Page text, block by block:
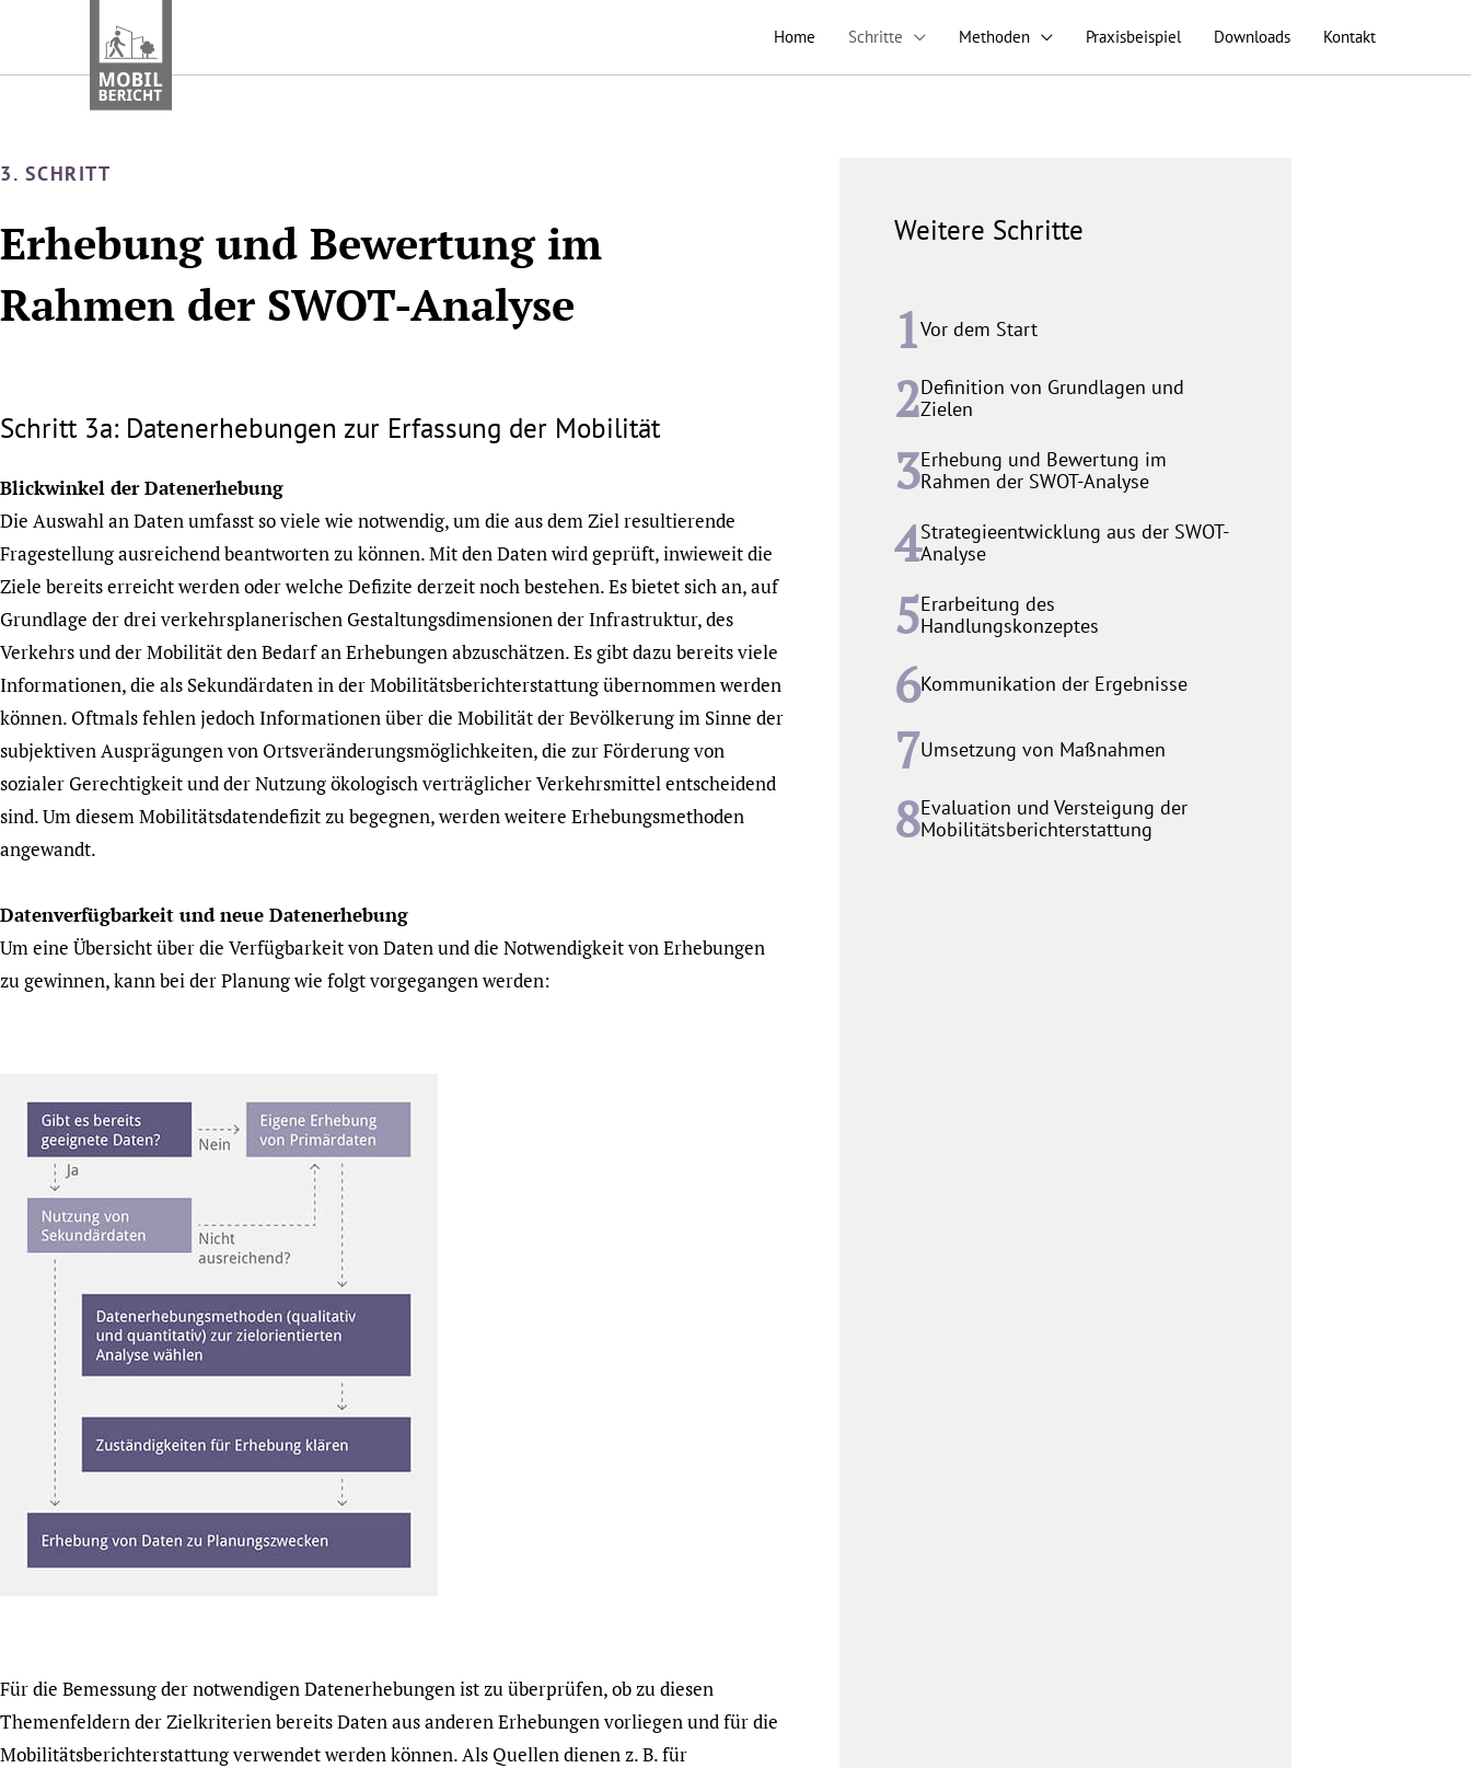
springen
Home Schritte Methoden Praxisbeispiel Downloads Kontakt
3. SCHRITT
Erhebung und Bewertung im
Rahmen der SWOT-Analyse
Schritt 3a: Datenerhebungen zur Erfassung der Mobilität
Blickwinkel der Datenerhebung
Die Auswahl an Daten umfasst so viele wie notwendig, um die aus dem Ziel resultierende
Fragestellung ausreichend beantworten zu können. Mit den Daten wird geprüft, inwieweit die
Ziele bereits erreicht werden oder welche Defizite derzeit noch bestehen. Es bietet sich an, auf
Grundlage der drei verkehrsplanerischen Gestaltungsdimensionen der Infrastruktur, des
Verkehrs und der Mobilität den Bedarf an Erhebungen abzuschätzen. Es gibt dazu bereits viele
Informationen, die als Sekundärdaten in der Mobilitätsberichterstattung übernommen werden
können. Oftmals fehlen jedoch Informationen über die Mobilität der Bevölkerung im Sinne der
subjektiven Ausprägungen von Ortsveränderungsmöglichkeiten, die zur Förderung von
sozialer Gerechtigkeit und der Nutzung ökologisch verträglicher Verkehrsmittel entscheidend
sind. Um diesem Mobilitätsdatendefizit zu begegnen, werden weitere Erhebungsmethoden
angewandt.
Datenverfügbarkeit und neue Datenerhebung
Um eine Übersicht über die Verfügbarkeit von Daten und die Notwendigkeit von Erhebungen
zu gewinnen, kann bei der Planung wie folgt vorgegangen werden:
Für die Bemessung der notwendigen Datenerhebungen ist zu überprüfen, ob zu diesen
Themenfeldern der Zielkriterien bereits Daten aus anderen Erhebungen vorliegen und für die
Mobilitätsberichterstattung verwendet werden können. Als Quellen dienen z. B. für
Weitere Schritte
Vor dem Start
Definition von Grundlagen und
Zielen
Erhebung und Bewertung im
Rahmen der SWOT-Analyse
Strategieentwicklung aus der SWOT-
Analyse
Erarbeitung des
Handlungskonzeptes
Kommunikation der Ergebnisse
Umsetzung von Maßnahmen
Evaluation und Versteigung der
Mobilitätsberichterstattung